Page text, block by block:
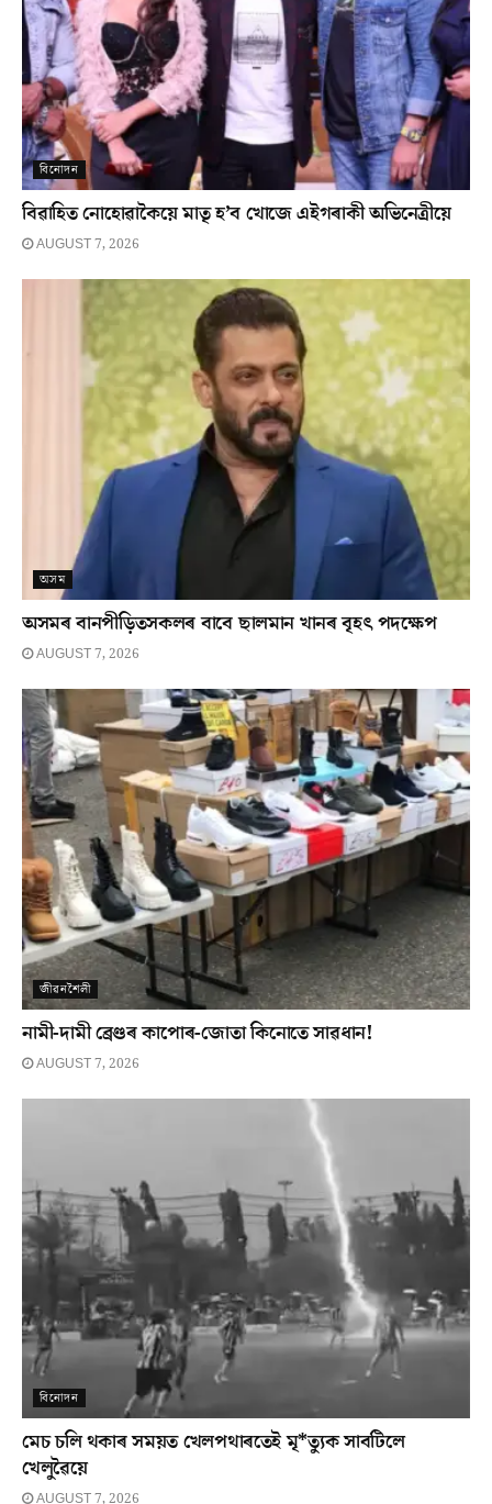
বিনোদন
বিৱাহিত নোহোৱাকৈয়ে মাতৃ হ’ব খোজে এইগৰাকী অভিনেত্ৰীয়ে
AUGUST 7, 2026
অসম
অসমৰ বানপীড়িতসকলৰ বাবে ছালমান খানৰ বৃহৎ পদক্ষেপ
AUGUST 7, 2026
জীৱনশৈলী
নামী-দামী ব্ৰেণ্ডৰ কাপোৰ-জোতা কিনোতে সাৱধান!
AUGUST 7, 2026
বিনোদন
মেচ চলি থকাৰ সময়ত খেলপথাৰতেই মৃ*ত্যুক সাবটিলে
খেলুৱৈয়ে
AUGUST 7, 2026